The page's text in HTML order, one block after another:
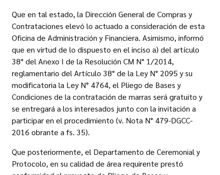
Que en tal estado, la Dirección General de Compras y
Contrataciones elevó lo actuado a consideración de esta
Oficina de Administración y Financiera. Asimismo, informó
que en virtud de lo dispuesto en el inciso a) del artículo
38° del Anexo I de la Resolución CM N° 1/2014,
reglamentario del Artículo 38° de la Ley N° 2095 y su
modificatoria la Ley N° 4764, el Pliego de Bases y
Condiciones de la contratación de marras será gratuito y
se entregará a los interesados junto con la invitación a
participar en el procedimiento (v. Nota N° 479-DGCC-
2016 obrante a fs. 35).
Que posteriormente, el Departamento de Ceremonial y
Protocolo, en su calidad de área requirente prestó